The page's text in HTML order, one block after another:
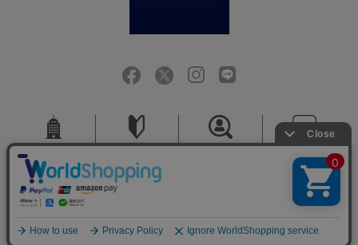
会社概要 お問い合せ
ご利用規約 特定商取引法に基づく表記
COPYRIGHT (C) MELROSE CO.,LTD.ALL RIGHTS RESERVED.